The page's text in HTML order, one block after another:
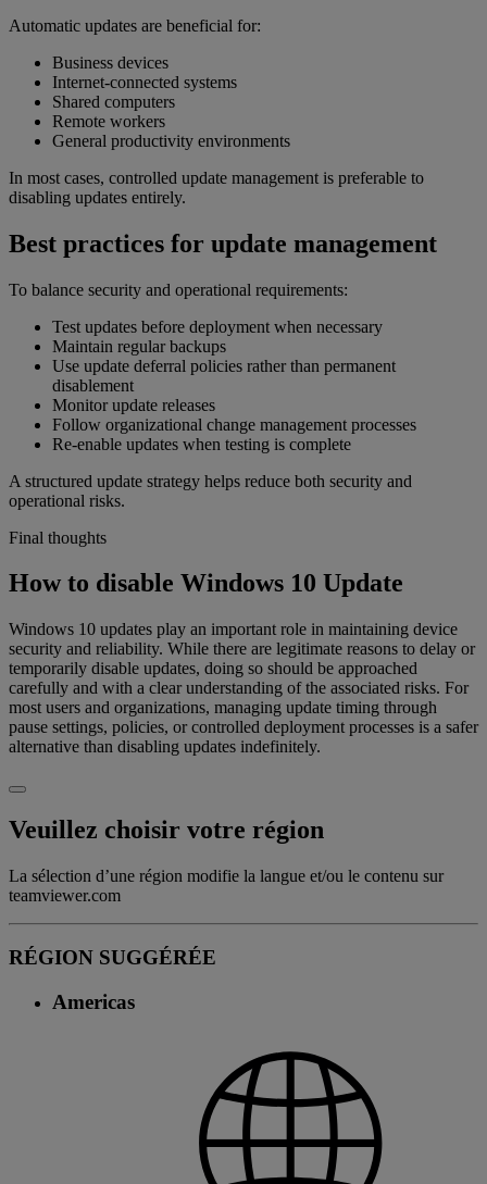
Automatic updates are beneficial for:
Business devices
Internet-connected systems
Shared computers
Remote workers
General productivity environments
In most cases, controlled update management is preferable to
disabling updates entirely.
Best practices for update management
To balance security and operational requirements:
Test updates before deployment when necessary
Maintain regular backups
Use update deferral policies rather than permanent
disablement
Monitor update releases
Follow organizational change management processes
Re-enable updates when testing is complete
A structured update strategy helps reduce both security and
operational risks.
Final thoughts
How to disable Windows 10 Update
Windows 10 updates play an important role in maintaining device
security and reliability. While there are legitimate reasons to delay or
temporarily disable updates, doing so should be approached
carefully and with a clear understanding of the associated risks. For
most users and organizations, managing update timing through
pause settings, policies, or controlled deployment processes is a safer
alternative than disabling updates indefinitely.
Veuillez choisir votre région
La sélection d’une région modifie la langue et/ou le contenu sur
teamviewer.com
RÉGION SUGGÉRÉE
Americas